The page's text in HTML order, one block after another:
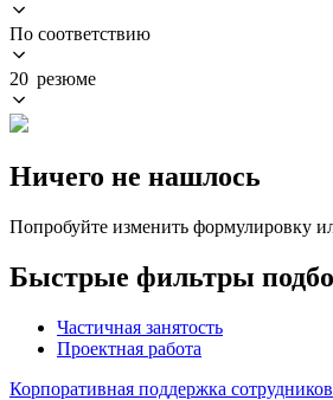
По соответствию
20 резюме
Ничего не нашлось
Попробуйте изменить формулировку
Быстрые фильтры
Частичная занятость
Проектная работа
Корпоративная поддержка сотрудников